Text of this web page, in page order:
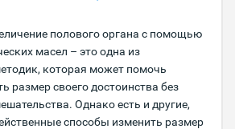
полового органа с помощью
масел – это одна из
которая может помочь
размер своего достоинства без
Однако есть и другие,
способы изменить размер